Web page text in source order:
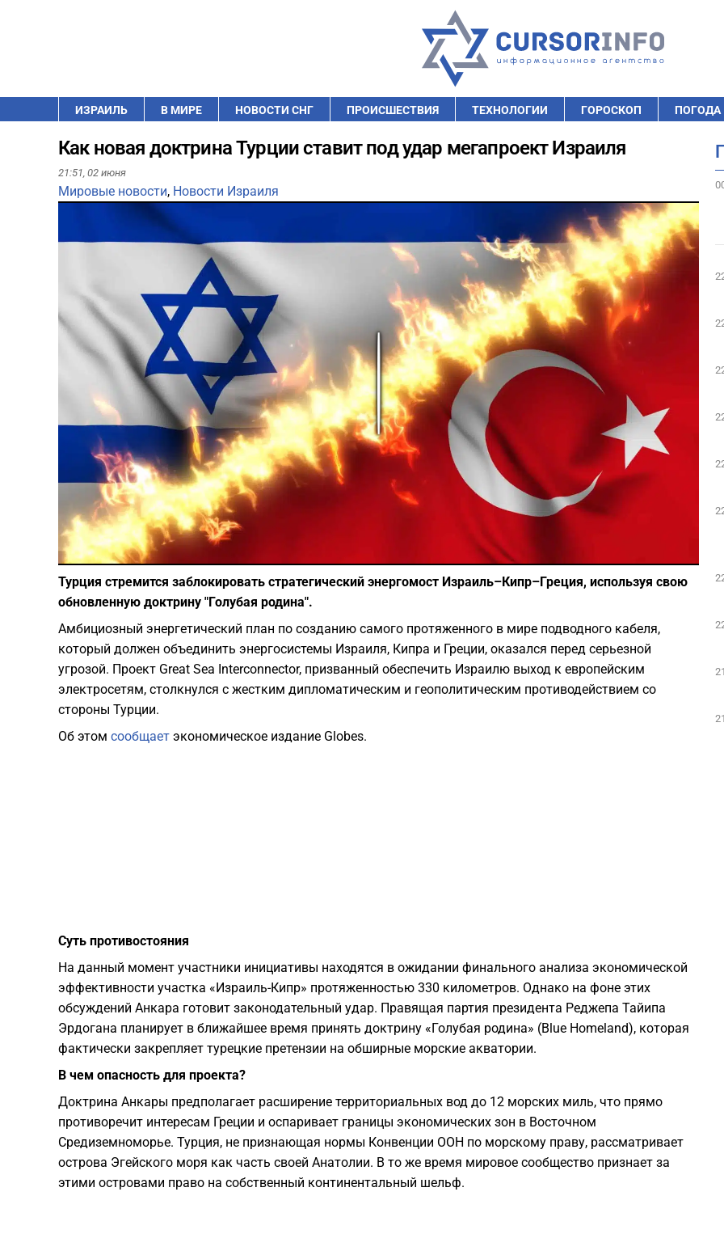
ИЗРАИЛЬ В МИРЕ НОВОСТИ СНГ ПРОИСШЕСТВИЯ ТЕХНОЛОГИИ ГОРОСКОП ПОГОДА
Как новая доктрина Турции ставит под удар мегапроект Израиля
21:51, 02 июня
Мировые новости, Новости Израиля
Play
Турция стремится заблокировать стратегический энергомост Израиль–Кипр–Греция, используя свою
обновленную доктрину "Голубая родина".
Амбициозный энергетический план по созданию самого протяженного в мире подводного кабеля,
который должен объединить энергосистемы Израиля, Кипра и Греции, оказался перед серьезной
угрозой. Проект Great Sea Interconnector, призванный обеспечить Израилю выход к европейским
электросетям, столкнулся с жестким дипломатическим и геополитическим противодействием со
стороны Турции.
Об этом сообщает экономическое издание Globes.
Суть противостояния
На данный момент участники инициативы находятся в ожидании финального анализа экономической
эффективности участка «Израиль-Кипр» протяженностью 330 километров. Однако на фоне этих
обсуждений Анкара готовит законодательный удар. Правящая партия президента Реджепа Тайипа
Эрдогана планирует в ближайшее время принять доктрину «Голубая родина» (Blue Homeland), которая
фактически закрепляет турецкие претензии на обширные морские акватории.
В чем опасность для проекта?
Доктрина Анкары предполагает расширение территориальных вод до 12 морских миль, что прямо
противоречит интересам Греции и оспаривает границы экономических зон в Восточном
Средиземноморье. Турция, не признающая нормы Конвенции ООН по морскому праву, рассматривает
острова Эгейского моря как часть своей Анатолии. В то же время мировое сообщество признает за
этими островами право на собственный континентальный шельф.